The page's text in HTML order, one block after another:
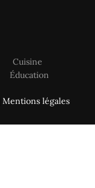
Cuisine
Éducation
Mentions légales